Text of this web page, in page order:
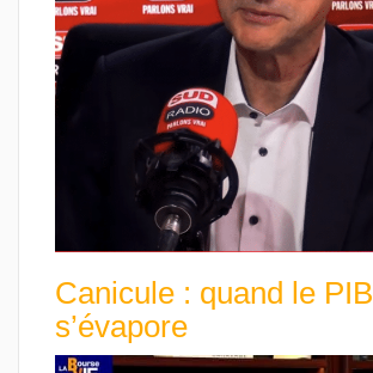
Canicule : quand le PIB
s’évapore